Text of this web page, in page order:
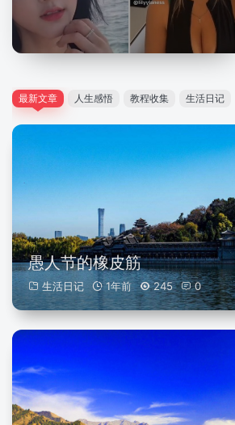
最新文章 人生感悟 教程收集 生活日记
愚人节的橡皮筋
生活日记 1年前 245 0